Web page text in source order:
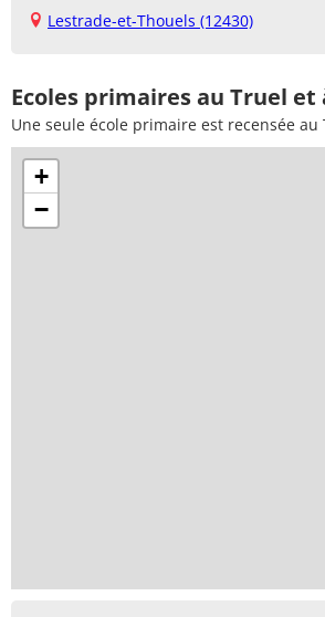
Lestrade-et-Thouels (12430)
Ecoles primaires au Truel
Une seule école primaire est recensée au
+
−